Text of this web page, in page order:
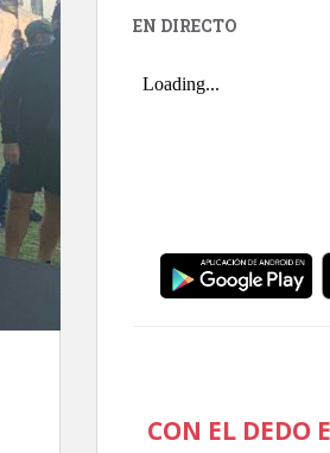
EN DIRECTO
CON EL DEDO